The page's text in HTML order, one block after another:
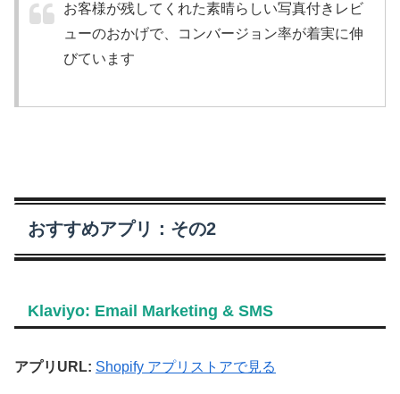
お客様が残してくれた素晴らしい写真付きレビ
ューのおかげで、コンバージョン率が着実に伸
びています
おすすめアプリ：その2
Klaviyo: Email Marketing & SMS
アプリURL: Shopify アプリストアで見る